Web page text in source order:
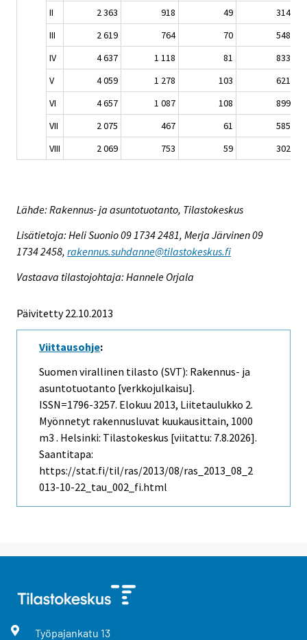
II
2 363 918 49
314
III
2 619 764 70
548
IV
4 637 1 118 81
833
V
4 059 1 278 103
621
VI
4 657 1 087 108
899
VII
2 075 467 61
585
VIII
2 069 753 59 302
Lähde: Rakennus- ja asuntotuotanto, Tilastokeskus
Lisätietoja: Heli Suonio 09 1734 2481, Merja Järvinen 09
1734 2458, rakennus.suhdanne@tilastokeskus.fi
Vastaava tilastojohtaja: Hannele Orjala
Päivitetty 22.10.2013
Viittausohje:
Suomen virallinen tilasto (SVT): Rakennus- ja
asuntotuotanto [verkkojulkaisu].
ISSN=1796-3257. Elokuu 2013, Liitetaulukko 2.
Myönnetyt rakennusluvat kuukausittain, 1000
m3 . Helsinki: Tilastokeskus [viitattu: 7.8.2026].
Saantitapa:
https://stat.fi/til/ras/2013/08/ras_2013_08_2
013-10-22_tau_002_fi.html
Työpajankatu 13